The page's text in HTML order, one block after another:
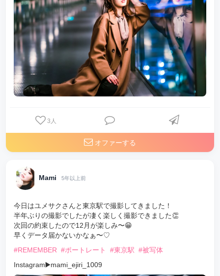
3 人
オファーする
Mami 5年以上前
今日はユメサクさんと東京駅で撮影してきました！
半年ぶりの撮影でしたが凄く楽しく撮影できました👏
次回の約束したので12月が楽しみ〜😁
早くデータ届かないかなぁ〜♡
#REMEMBER #ポートレート #東京駅 #被写体
Instagram▶️mami_ejiri_1009